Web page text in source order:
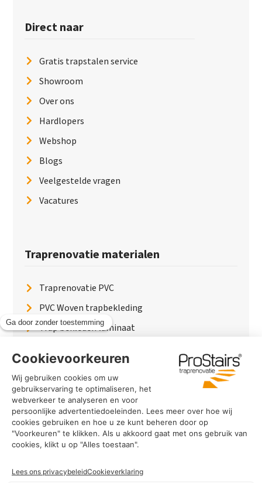
Direct naar
Gratis trapstalen service
Showroom
Over ons
Hardlopers
Webshop
Blogs
Veelgestelde vragen
Vacatures
Traprenovatie materialen
Traprenovatie PVC
PVC Woven trapbekleding
Trap bekleden laminaat
Traptreden beton
Traptreden leer
PaintWood
Trapverlichting
PVC Vloer
Marmerlook trap